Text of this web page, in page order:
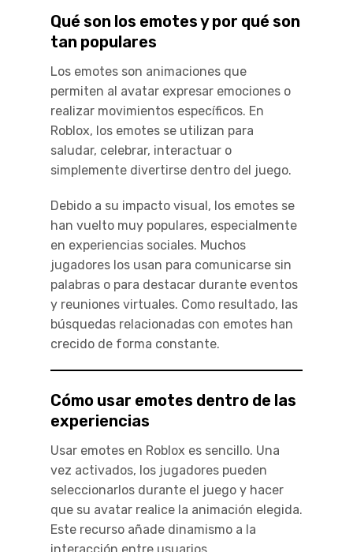
Qué son los emotes y por qué son
tan populares
Los emotes son animaciones que
permiten al avatar expresar emociones o
realizar movimientos específicos. En
Roblox, los emotes se utilizan para
saludar, celebrar, interactuar o
simplemente divertirse dentro del juego.
Debido a su impacto visual, los emotes se
han vuelto muy populares, especialmente
en experiencias sociales. Muchos
jugadores los usan para comunicarse sin
palabras o para destacar durante eventos
y reuniones virtuales. Como resultado, las
búsquedas relacionadas con emotes han
crecido de forma constante.
Cómo usar emotes dentro de las
experiencias
Usar emotes en Roblox es sencillo. Una
vez activados, los jugadores pueden
seleccionarlos durante el juego y hacer
que su avatar realice la animación elegida.
Este recurso añade dinamismo a la